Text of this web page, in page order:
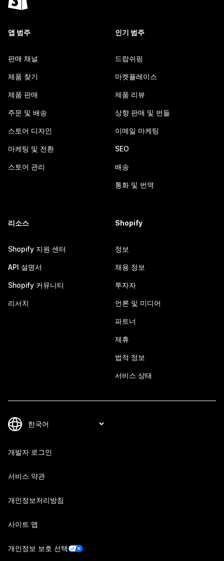
앱 범주
판매 채널
제품 찾기
제품 판매
주문 및 배송
스토어 디자인
마케팅 및 전환
스토어 관리
인기 범주
드랍쉬핑
마켓플레이스
제품 리뷰
상향 판매 및 번들
이메일 마케팅
SEO
배송
통화 및 번역
리소스
Shopify 지원 센터
API 설명서
Shopify 커뮤니티
리서치
Shopify
정보
채용 정보
투자자
언론 및 미디어
파트너
제휴
법적 정보
서비스 상태
개발자 로그인
서비스 약관
개인정보처리방침
사이트 맵
개인정보 보호 선택